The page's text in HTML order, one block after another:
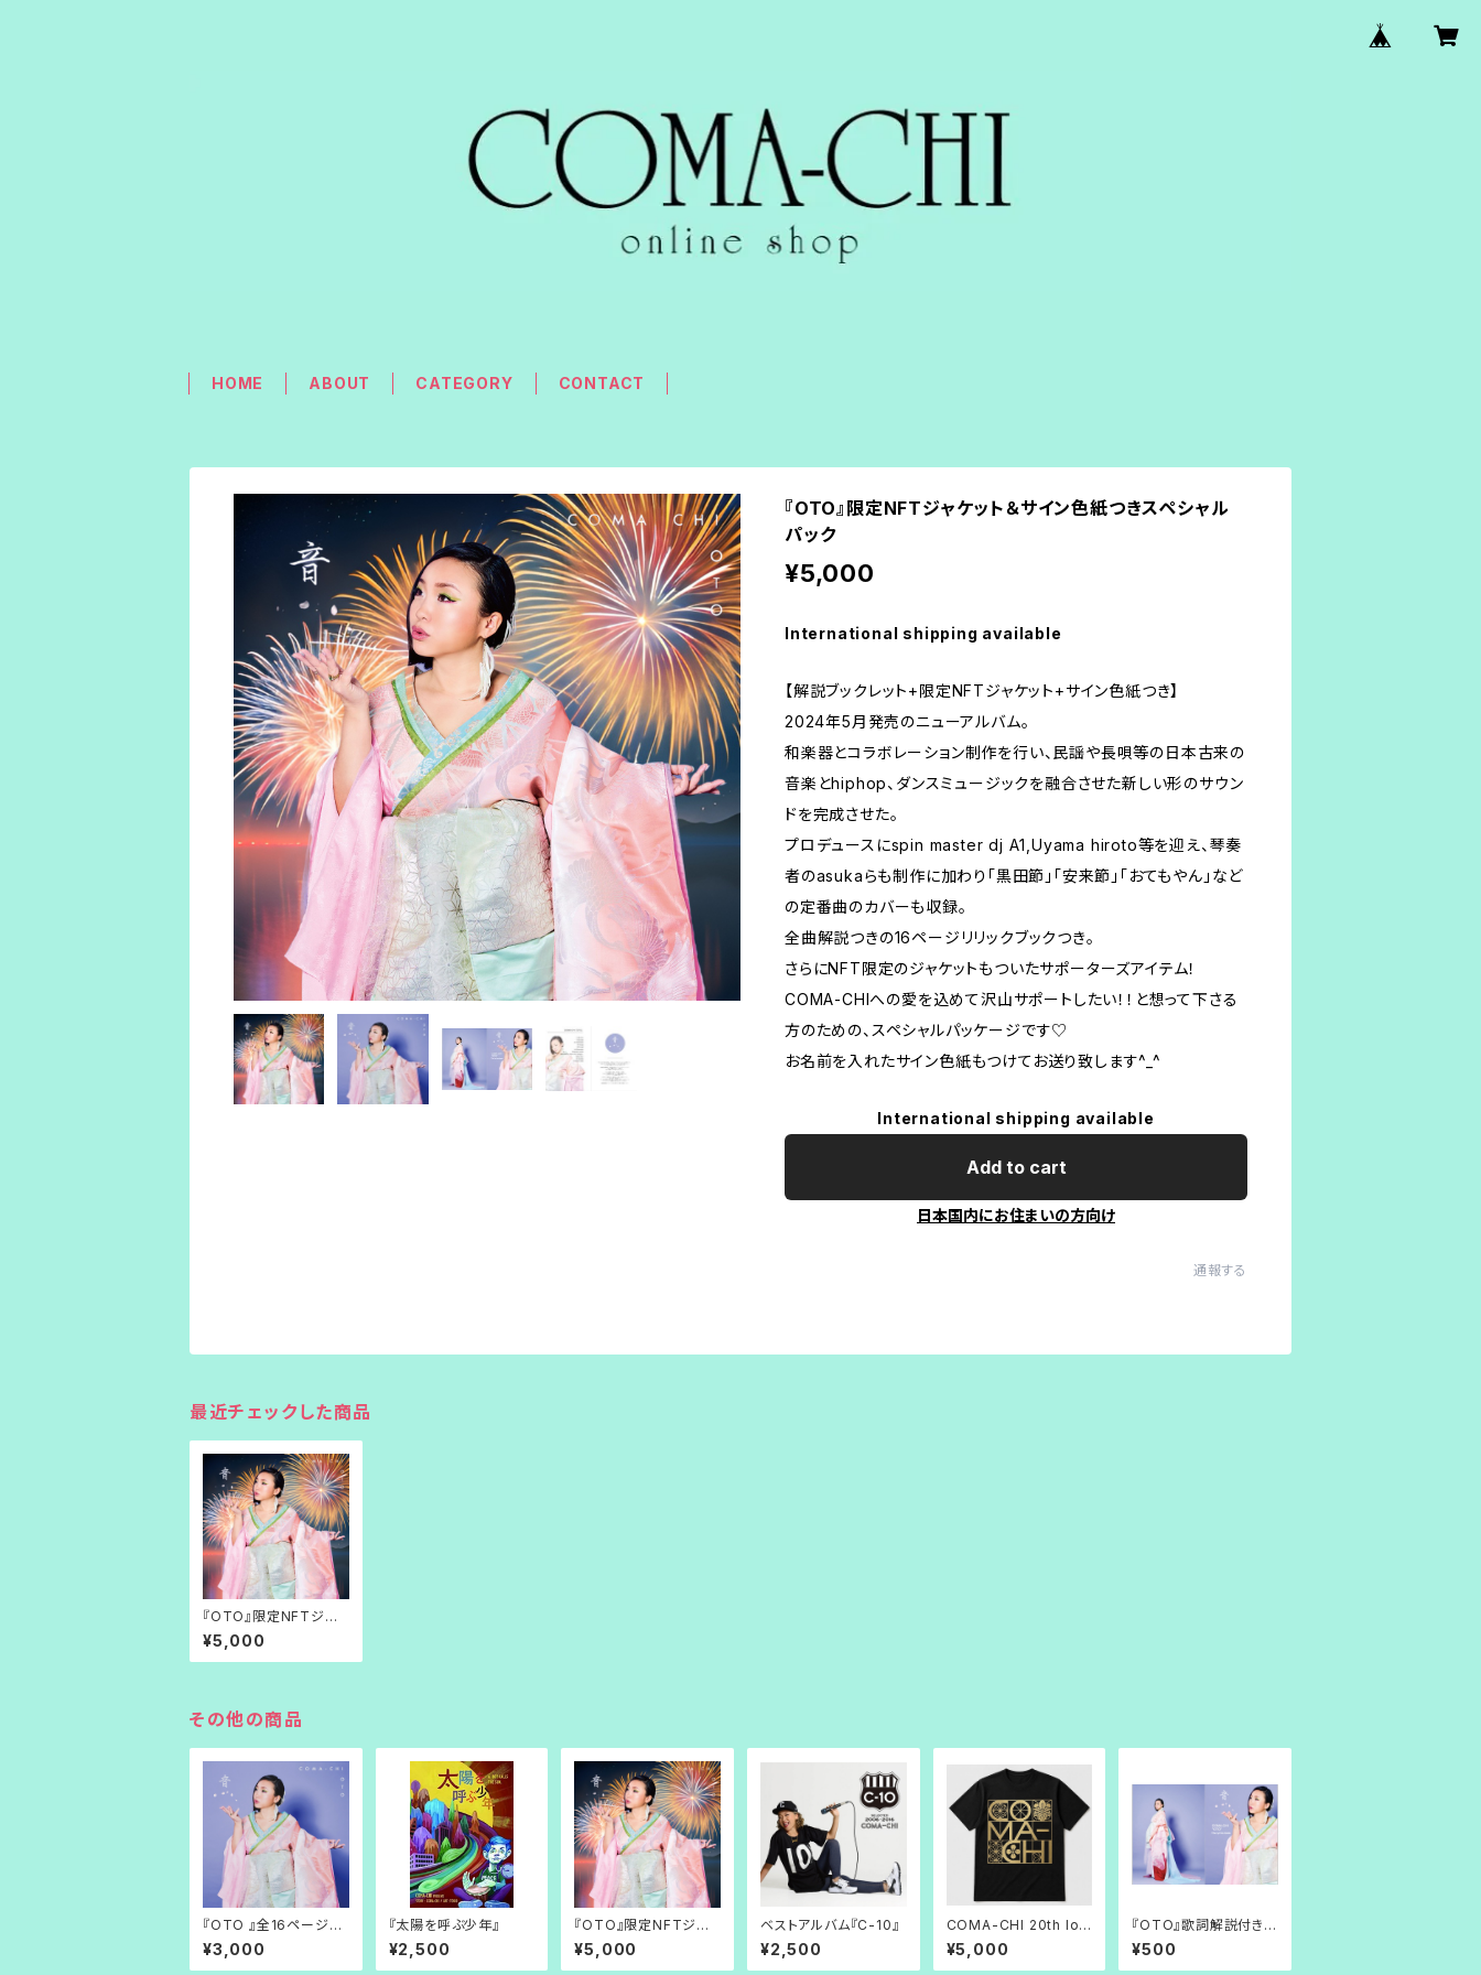
HOME ABOUT CATEGORY CONTACT
『OTO』限定NFTジャケット＆サイン色紙つきスペシャル
パック
¥5,000
International shipping available
【解説ブックレット+限定NFTジャケット+サイン色紙つき】
2024年5月発売のニューアルバム。
和楽器とコラボレーション制作を行い、民謡や長唄等の日本古来の
音楽とhiphop、ダンスミュージックを融合させた新しい形のサウン
ドを完成させた。
プロデュースにspin master dj A1,Uyama hiroto等を迎え、琴奏
者のasukaらも制作に加わり「黒田節」「安来節」「おてもやん」など
の定番曲のカバーも収録。
全曲解説つきの16ページリリックブックつき。
さらにNFT限定のジャケットもついたサポーターズアイテム！
COMA-CHIへの愛を込めて沢山サポートしたい！！と想って下さる
方のための、スペシャルパッケージです♡
お名前を入れたサイン色紙もつけてお送り致します^_^
International shipping available
Add to cart
日本国内にお住まいの方向け
通報する
最近チェックした商品
『OTO』限定NFTジャ
ケット＆サイン色紙つき
スペシャルパック
¥5,000
その他の商品
『OTO 』全16ページ歌
詞解説ブックレット付き
完全版
¥3,000
『太陽を呼ぶ少年』
¥2,500
『OTO』限定NFTジャ
ケット＆サイン色紙つき
スペシャルパック
¥5,000
ベストアルバム『C-10』
¥2,500
COMA-CHI 20th log
o T-shirts
¥5,000
『OTO』歌詞解説付きリ
リックブック
¥500